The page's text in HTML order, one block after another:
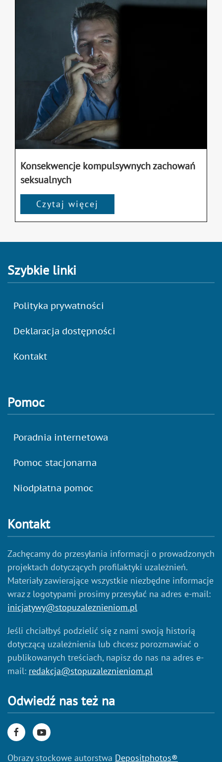
Konsekwencje kompulsywnych zachowań
seksualnych
Czytaj więcej
Szybkie linki
Polityka prywatności
Deklaracja dostępności
Kontakt
Pomoc
Poradnia internetowa
Pomoc stacjonarna
Niodpłatna pomoc
Kontakt
Zachęcamy do przesyłania informacji o prowadzonych
projektach dotyczących profilaktyki uzależnień.
Materiały zawierające wszystkie niezbędne informacje
wraz z logotypami prosimy przesyłać na adres e-mail:
inicjatywy@stopuzaleznieniom.pl
Jeśli chciałbyś podzielić się z nami swoją historią
dotyczącą uzależnienia lub chcesz porozmawiać o
publikowanych treściach, napisz do nas na adres e-
mail: redakcja@stopuzaleznieniom.pl
Odwiedź nas też na
Obrazy stockowe autorstwa Depositphotos®